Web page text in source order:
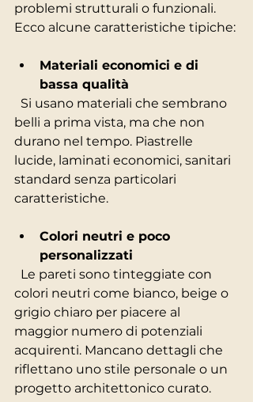
problemi strutturali o funzionali.
Ecco alcune caratteristiche tipiche:
Materiali economici e di
bassa qualità
belli a prima vista, ma che non
durano nel tempo. Piastrelle
lucide, laminati economici, sanitari
standard senza particolari
caratteristiche.
Colori neutri e poco
personalizzati
colori neutri come bianco, beige o
grigio chiaro per piacere al
maggior numero di potenziali
acquirenti. Mancano dettagli che
riflettano uno stile personale o un
progetto architettonico curato.